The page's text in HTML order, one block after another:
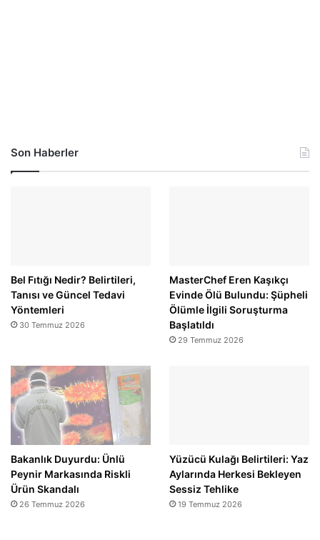
Son Haberler
Bel Fıtığı Nedir? Belirtileri,
Tanısı ve Güncel Tedavi
Yöntemleri
30 Temmuz 2026
MasterChef Eren Kaşıkçı
Evinde Ölü Bulundu: Şüpheli
Ölümle İlgili Soruşturma
Başlatıldı
29 Temmuz 2026
Bakanlık Duyurdu: Ünlü
Peynir Markasında Riskli
Ürün Skandalı
26 Temmuz 2026
Yüzücü Kulağı Belirtileri: Yaz
Aylarında Herkesi Bekleyen
Sessiz Tehlike
19 Temmuz 2026